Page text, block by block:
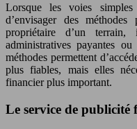
Lorsque les voies
d’envisager des
propriétaire d’un terrain,
administratives payantes
méthodes permettent
plus fiables, mais elles
financier plus important.
Le service de publicité